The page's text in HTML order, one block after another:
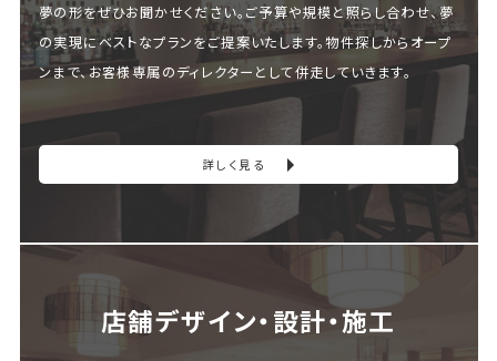
夢の形をぜひお聞かせください。ご予算や規模と照らし合わせ、夢
の実現にベストなプランをご提案いたします。物件探しからオープ
ンまで、お客様専属のディレクターとして併走していきます。
詳しく見る
店舗デザイン・設計・施⼯